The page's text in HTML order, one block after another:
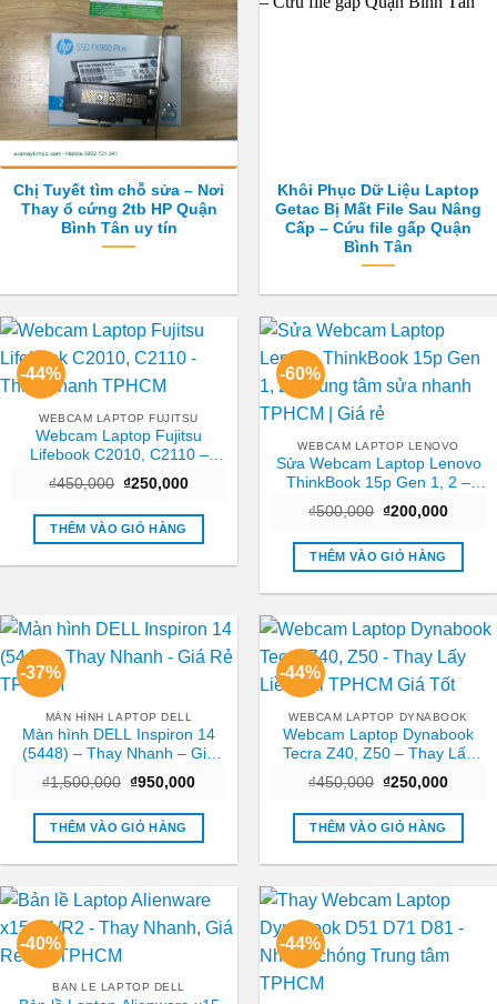
Chị Tuyết tìm chỗ sửa – Nơi
Thay ổ cứng 2tb HP Quận
Bình Tân uy tín
Khôi Phục Dữ Liệu Laptop
Getac Bị Mất File Sau Nâng
Cấp – Cứu file gấp Quận
Bình Tân
-44%
WEBCAM LAPTOP FUJITSU
Webcam Laptop Fujitsu
Lifebook C2010, C2110 –
₫450,000 Giá
là:
₫450,000.
₫250,000Giá
tại
₫250,000.
THÊM VÀO GIỎ HÀNG
-60%
WEBCAM LAPTOP LENOVO
Sửa Webcam Laptop Lenovo
ThinkBook 15p Gen 1, 2 –
| Giá rẻ
₫500,000 Giá
là:
₫500,000.
₫200,000Giá
tại
THÊM VÀO GIỎ HÀNG
-37%
MÀN HÌNH LAPTOP DELL
Màn hình DELL Inspiron 14
(5448) – Thay Nhanh – Giá
₫1,500,000 Giá
là:
₫1,500,000.
₫950,000Giá
tại
₫950,000.
THÊM VÀO GIỎ HÀNG
-44%
WEBCAM LAPTOP DYNABOOK
Webcam Laptop Dynabook
Tecra Z40, Z50 – Thay Lấy
₫450,000 Giá
là:
₫450,000.
₫250,000Giá
tại
THÊM VÀO GIỎ HÀNG
-40%
BAN LE LAPTOP DELL
-44%